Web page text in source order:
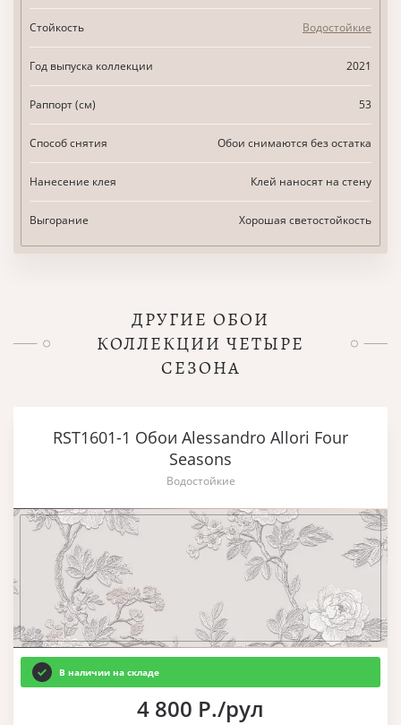
Стойкость Водостойкие
Год выпуска коллекции 2021
Раппорт (см) 53
Способ снятия Обои снимаются без остатка
Нанесение клея Клей наносят на стену
Выгорание Хорошая светостойкость
ДРУГИЕ ОБОИ
КОЛЛЕКЦИИ ЧЕТЫРЕ
СЕЗОНА
RST1601-1 Обои Alessandro Allori Four
Seasons
Водостойкие
В наличии на складе
4 800 Р./рул